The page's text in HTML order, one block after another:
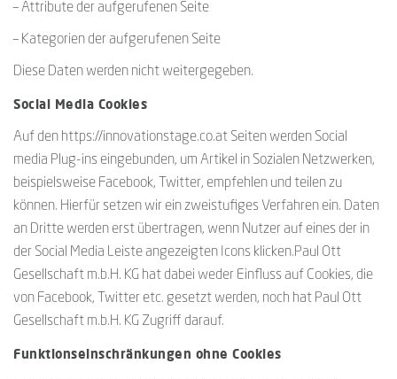
– Attribute der aufgerufenen Seite
– Kategorien der aufgerufenen Seite
Diese Daten werden nicht weitergegeben.
Social Media Cookies
Auf den https://innovationstage.co.at Seiten werden Social
media Plug-ins eingebunden, um Artikel in Sozialen Netzwerken,
beispielsweise Facebook, Twitter, empfehlen und teilen zu
können. Hierfür setzen wir ein zweistufiges Verfahren ein. Daten
an Dritte werden erst übertragen, wenn Nutzer auf eines der in
der Social Media Leiste angezeigten Icons klicken.Paul Ott
Gesellschaft m.b.H. KG hat dabei weder Einfluss auf Cookies, die
von Facebook, Twitter etc. gesetzt werden, noch hat Paul Ott
Gesellschaft m.b.H. KG Zugriff darauf.
Funktionseinschränkungen ohne Cookies